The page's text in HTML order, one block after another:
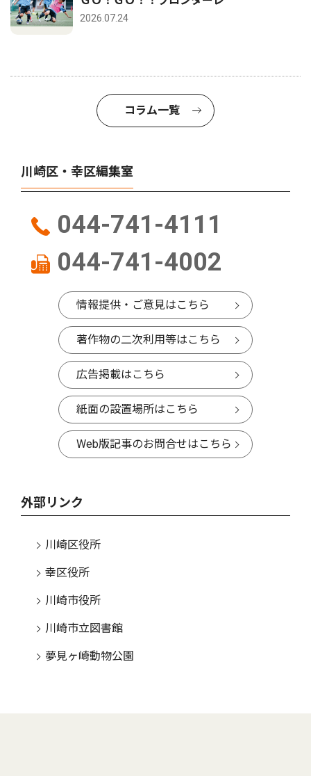
2026.07.24
コラム一覧
川崎区・幸区編集室
044-741-4111
044-741-4002
情報提供・ご意見はこちら
著作物の二次利用等はこちら
広告掲載はこちら
紙面の設置場所はこちら
Web版記事のお問合せはこちら
外部リンク
川崎区役所
幸区役所
川崎市役所
川崎市立図書館
夢見ヶ崎動物公園